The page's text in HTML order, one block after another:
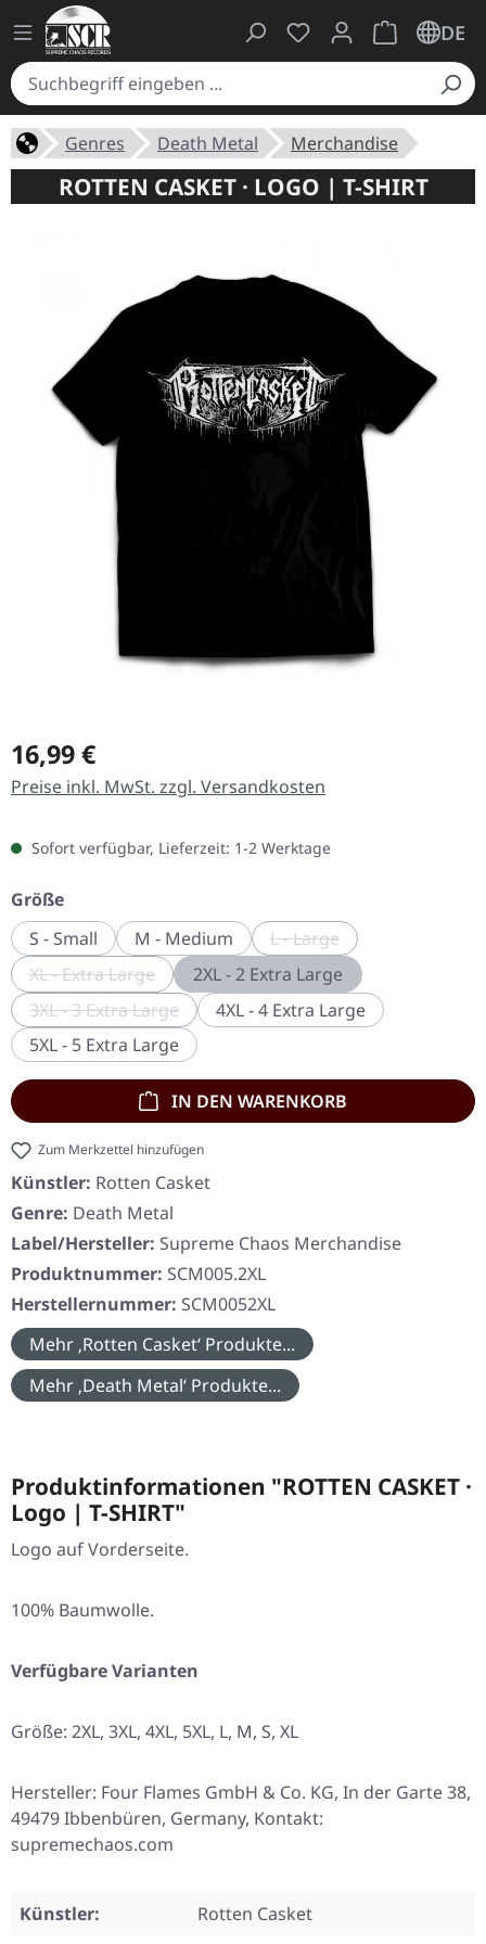
Du hast 0 Produkte
Warenkorb
DE
Genres Death Metal Merchandise
ROTTEN CASKET · LOGO | T-SHIRT
Regulärer Preis:
16,99 €
Preise inkl. MwSt. zzgl. Versandkosten
Sofort verfügbar, Lieferzeit: 1-2 Werktage
Größeauswählen
S - Small
M - Medium L - Large(Diese Option ist zurzeit
XL - Extra Large(Diese Option ist zurzeit nicht verfügbar.)
2XL - 2 Extra Large
3XL - 3 Extra Large(Diese Option ist zurzeit nicht verfügbar.)
4XL - 4 Extra Large
5XL - 5 Extra Large
IN DEN WARENKORB
Zum Merkzettel hinzufügen
Künstler: Rotten Casket
Genre: Death Metal
Label/Hersteller: Supreme Chaos Merchandise
Produktnummer: SCM005.2XL
Herstellernummer: SCM0052XL
Mehr ‚Rotten Casket‘ Produkte...
Mehr ‚Death Metal‘ Produkte...
Produktinformationen "ROTTEN CASKET ·
Logo | T-SHIRT"
Logo auf Vorderseite.
100% Baumwolle.
Verfügbare Varianten
Größe: 2XL, 3XL, 4XL, 5XL, L, M, S, XL
Hersteller: Four Flames GmbH & Co. KG, In der Garte 38,
49479 Ibbenbüren, Germany, Kontakt:
supremechaos.com
Künstler:
Rotten Casket